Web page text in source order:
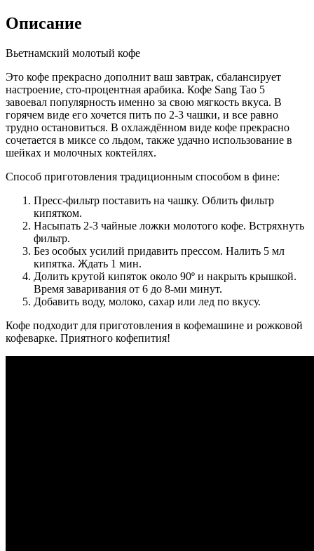
Описание
Вьетнамский молотый кофе
Это кофе прекрасно дополнит ваш завтрак, сбалансирует
настроение, сто-процентная арабика. Кофе Sang Tao 5
завоевал популярность именно за свою мягкость вкуса. В
горячем виде его хочется пить по 2-3 чашки, и все равно
трудно остановиться. В охлаждённом виде кофе прекрасно
сочетается в миксе со льдом, также удачно использование в
шейках и молочных коктейлях.
Способ приготовления традиционным способом в фине:
Пресс-фильтр поставить на чашку. Облить фильтр
кипятком.
Насыпать 2-3 чайные ложки молотого кофе. Встряхнуть
фильтр.
Без особых усилий придавить прессом. Налить 5 мл
кипятка. Ждать 1 мин.
Долить крутой кипяток около 90º и накрыть крышкой.
Время заваривания от 6 до 8-ми минут.
Добавить воду, молоко, сахар или лед по вкусу.
Кофе подходит для приготовления в кофемашине и рожковой
кофеварке. Приятного кофепития!